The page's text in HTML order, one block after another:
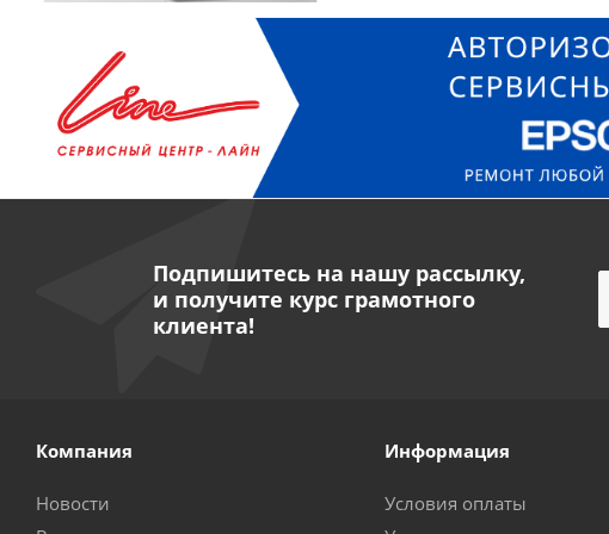
Подпишитесь на нашу рассылку,
и получите курс грамотного
клиента!
Компания
Новости
Информация
Условия оплаты